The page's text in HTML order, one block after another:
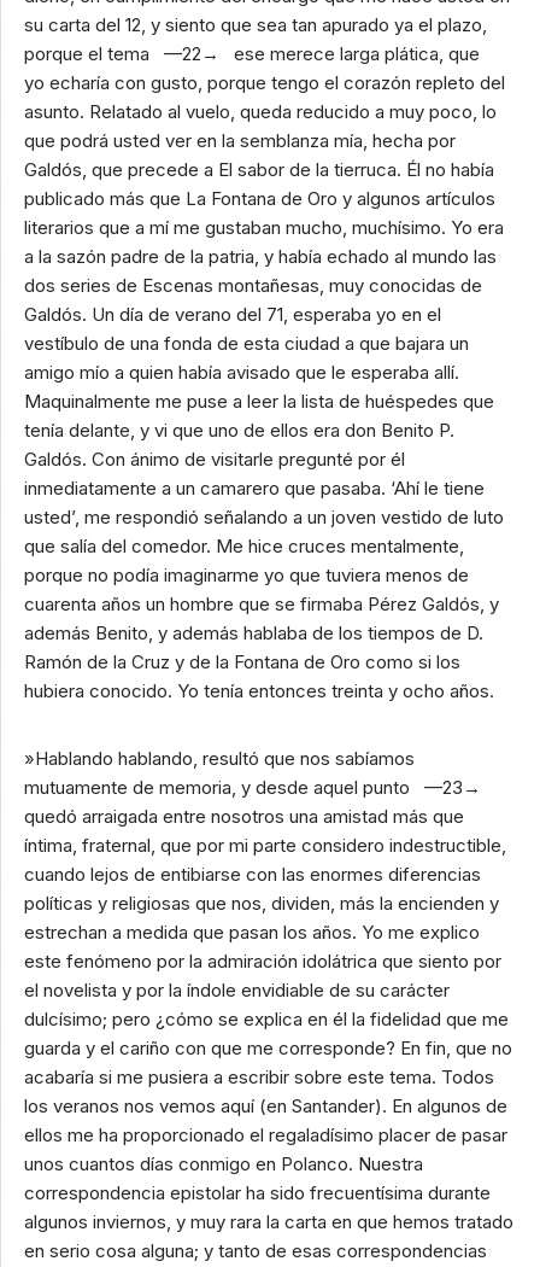
su carta del 12, y siento que sea tan apurado ya el plazo,
porque el tema —22→ ese merece larga plática, que
yo echaría con gusto, porque tengo el corazón repleto del
asunto. Relatado al vuelo, queda reducido a muy poco, lo
que podrá usted ver en la semblanza mía, hecha por
Galdós, que precede a El sabor de la tierruca. Él no había
publicado más que La Fontana de Oro y algunos artículos
literarios que a mí me gustaban mucho, muchísimo. Yo era
a la sazón padre de la patria, y había echado al mundo las
dos series de Escenas montañesas, muy conocidas de
Galdós. Un día de verano del 71, esperaba yo en el
vestíbulo de una fonda de esta ciudad a que bajara un
amigo mío a quien había avisado que le esperaba allí.
Maquinalmente me puse a leer la lista de huéspedes que
tenía delante, y vi que uno de ellos era don Benito P.
Galdós. Con ánimo de visitarle pregunté por él
inmediatamente a un camarero que pasaba. ‘Ahí le tiene
usted’, me respondió señalando a un joven vestido de luto
que salía del comedor. Me hice cruces mentalmente,
porque no podía imaginarme yo que tuviera menos de
cuarenta años un hombre que se firmaba Pérez Galdós, y
además Benito, y además hablaba de los tiempos de D.
Ramón de la Cruz y de la Fontana de Oro como si los
hubiera conocido. Yo tenía entonces treinta y ocho años.
»Hablando hablando, resultó que nos sabíamos
mutuamente de memoria, y desde aquel punto —23→
quedó arraigada entre nosotros una amistad más que
íntima, fraternal, que por mi parte considero indestructible,
cuando lejos de entibiarse con las enormes diferencias
políticas y religiosas que nos, dividen, más la encienden y
estrechan a medida que pasan los años. Yo me explico
este fenómeno por la admiración idolátrica que siento por
el novelista y por la índole envidiable de su carácter
dulcísimo; pero ¿cómo se explica en él la fidelidad que me
guarda y el cariño con que me corresponde? En fin, que no
acabaría si me pusiera a escribir sobre este tema. Todos
los veranos nos vemos aquí (en Santander). En algunos de
ellos me ha proporcionado el regaladísimo placer de pasar
unos cuantos días conmigo en Polanco. Nuestra
correspondencia epistolar ha sido frecuentísima durante
algunos inviernos, y muy rara la carta en que hemos tratado
en serio cosa alguna; y tanto de esas correspondencias